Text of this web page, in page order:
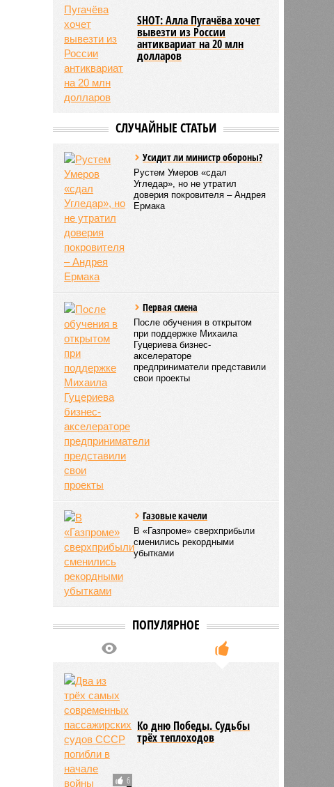
SHOT: Алла Пугачёва хочет
вывезти из России
антиквариат на 20 млн
долларов
СЛУЧАЙНЫЕ СТАТЬИ
Усидит ли министр обороны?
Рустем Умеров «сдал
Угледар», но не утратил
доверия покровителя – Андрея
Ермака
Первая смена
После обучения в открытом
при поддержке Михаила
Гуцериева бизнес-
акселераторе
предприниматели представили
свои проекты
Газовые качели
В «Газпроме» сверхприбыли
сменились рекордными
убытками
ПОПУЛЯРНОЕ
6
Ко дню Победы. Судьбы
трёх теплоходов